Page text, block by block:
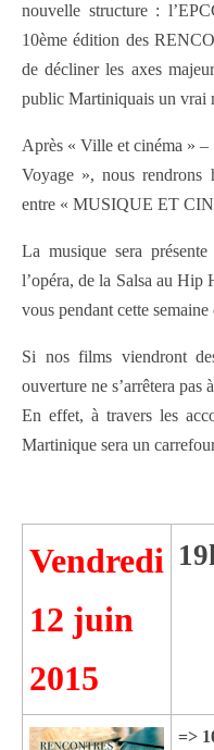
nouvelle structure :
10ème édition des
de décliner les axes
public Martiniquais un vrai
Après « Ville et cinéma »
Voyage », nous rendrons
entre « MUSIQUE ET
La musique sera
l’opéra, de la Salsa au Hip
vous pendant cette
Si nos films viendront
ouverture ne s’arrêtera pas
En effet, à travers les
Martinique sera un
Vendredi
12 juin
2015
=>